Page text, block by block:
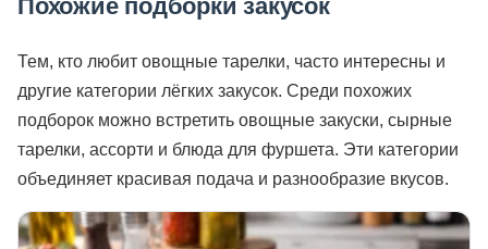
Похожие подборки закусок
Тем, кто любит овощные тарелки, часто интересны и
другие категории лёгких закусок. Среди похожих
подборок можно встретить овощные закуски, сырные
тарелки, ассорти и блюда для фуршета. Эти категории
объединяет красивая подача и разнообразие вкусов.